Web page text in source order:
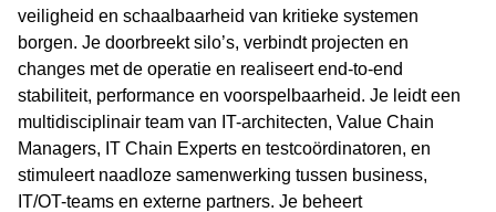
veiligheid en schaalbaarheid van kritieke systemen
borgen. Je doorbreekt silo’s, verbindt projecten en
changes met de operatie en realiseert end-to-end
stabiliteit, performance en voorspelbaarheid. Je leidt een
multidisciplinair team van IT-architecten, Value Chain
Managers, IT Chain Experts en testcoördinatoren, en
stimuleert naadloze samenwerking tussen business,
IT/OT-teams en externe partners. Je beheert